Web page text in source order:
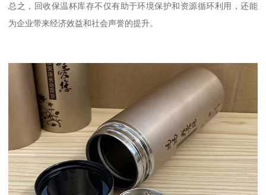
总之，回收保温杯库存不仅有助于环境保护和资源循环利用，还能
为企业带来经济效益和社会声誉的提升。